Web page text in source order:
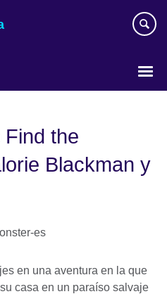
the
Blackman y
en una aventura en la que
casa en un paraíso salvaje